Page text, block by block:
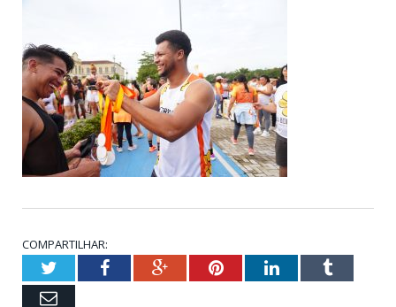
COMPARTILHAR:
TwitterFacebookGoogle+PinterestLinkedInTumblr
Email